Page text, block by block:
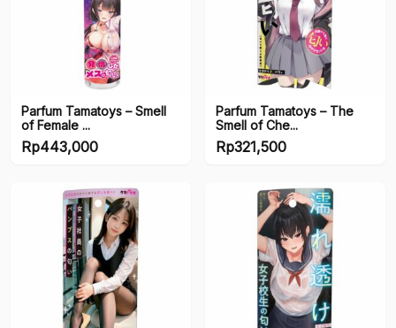
Parfum Tamatoys – Smell
of Female ...
Rp443,000
Parfum Tamatoys – The
Smell of Che...
Rp321,500